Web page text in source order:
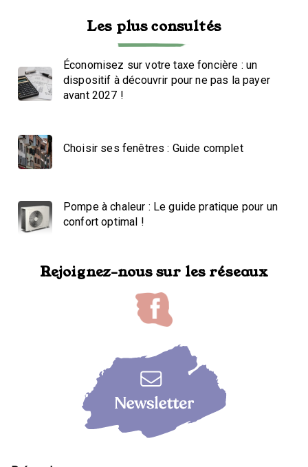
Les plus consultés
Économisez sur votre taxe foncière : un
dispositif à découvrir pour ne pas la payer
avant 2027 !
Choisir ses fenêtres : Guide complet
Pompe à chaleur : Le guide pratique pour un
confort optimal !
Rejoignez-nous sur les réseaux